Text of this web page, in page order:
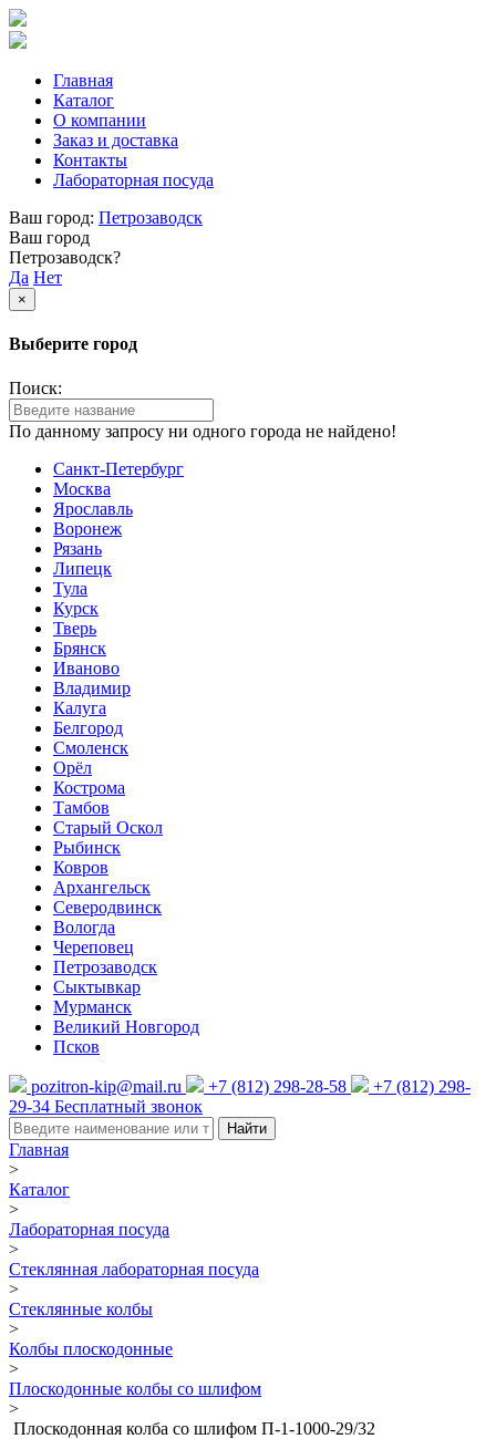
Главная
Каталог
О компании
Заказ и доставка
Контакты
Лабораторная посуда
Ваш город: Петрозаводск
Ваш город
Петрозаводск?
Да Нет
×
Выберите город
Поиск:
По данному запросу ни одного города не найдено!
Санкт-Петербург
Москва
Ярославль
Воронеж
Рязань
Липецк
Тула
Курск
Тверь
Брянск
Иваново
Владимир
Калуга
Белгород
Смоленск
Орёл
Кострома
Тамбов
Старый Оскол
Рыбинск
Ковров
Архангельск
Северодвинск
Вологда
Череповец
Петрозаводск
Сыктывкар
Мурманск
Великий Новгород
Псков
pozitron-kip@mail.ru +7 (812) 298-28-58
+7 (812) 298-
29-34 Бесплатный звонок
Найти
Главная
>
Каталог
>
Лабораторная посуда
>
Стеклянная лабораторная посуда
>
Стеклянные колбы
>
Колбы плоскодонные
>
Плоскодонные колбы со шлифом
>
Плоскодонная колба со шлифом П-1-1000-29/32